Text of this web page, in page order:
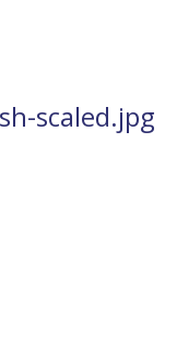
scaled.jpg